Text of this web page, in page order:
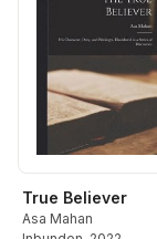
True Believer
Asa Mahan